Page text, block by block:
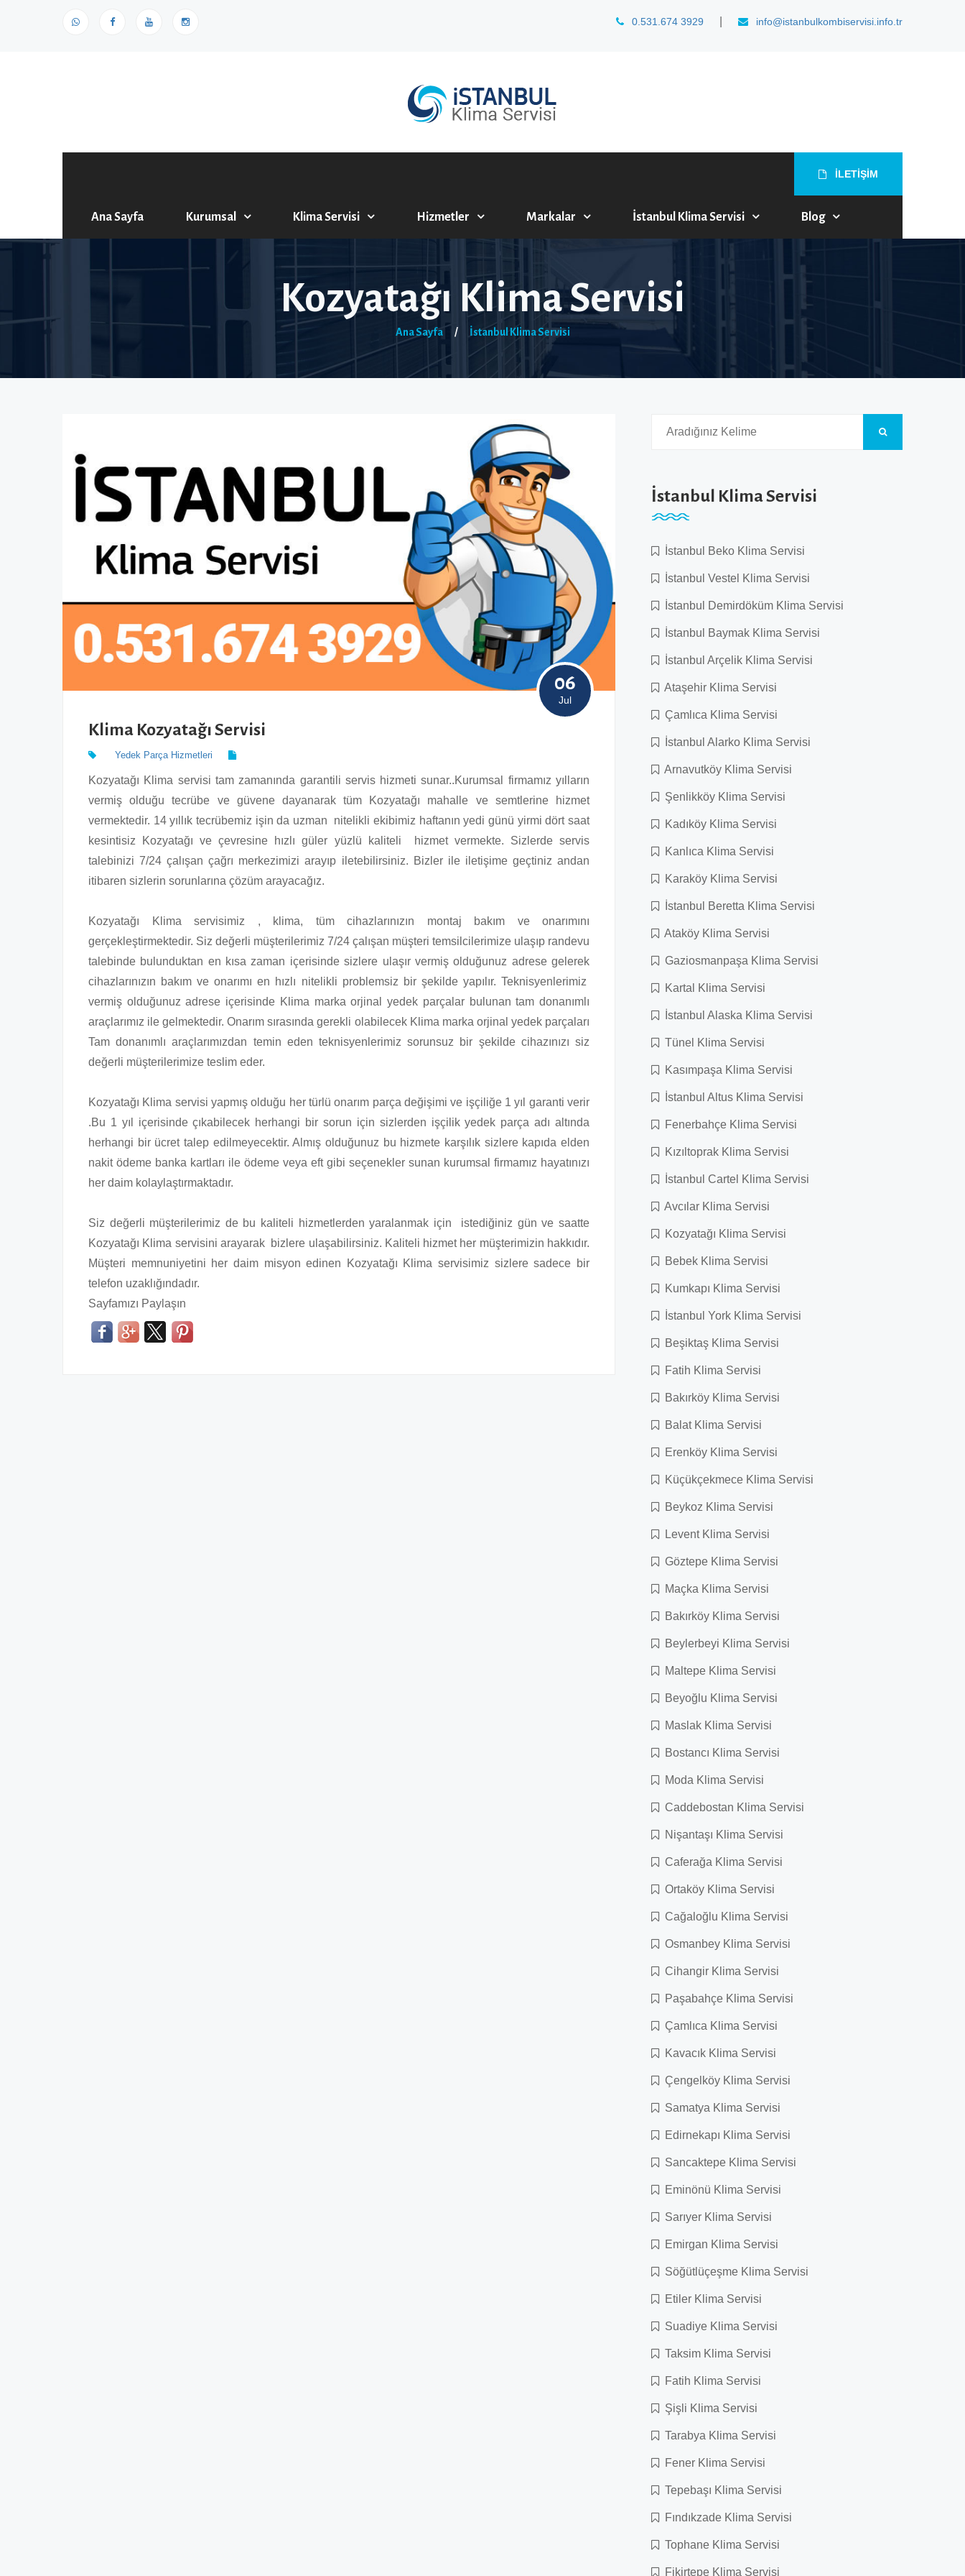
0.531.674 3929 info@istanbulkombiservisi.info.tr
İLETİŞİM
Ana Sayfa Kurumsal Klima Servisi Hizmetler Markalar İstanbul Klima Servisi Blog
Kozyatağı Klima Servisi
Ana Sayfa / İstanbul Klima Servisi
06
Jul
Klima Kozyatağı Servisi
Yedek Parça Hizmetleri
Kozyatağı Klima servisi tam zamanında garantili servis hizmeti sunar..Kurumsal firmamız yılların
vermiş olduğu tecrübe ve güvene dayanarak tüm Kozyatağı mahalle ve semtlerine hizmet
vermektedir. 14 yıllık tecrübemiz işin da uzman nitelikli ekibimiz haftanın yedi günü yirmi dört saat
kesintisiz Kozyatağı ve çevresine hızlı güler yüzlü kaliteli hizmet vermekte. Sizlerde servis
talebinizi 7/24 çalışan çağrı merkezimizi arayıp iletebilirsiniz. Bizler ile iletişime geçtiniz andan
itibaren sizlerin sorunlarına çözüm arayacağız.
Kozyatağı Klima servisimiz , klima, tüm cihazlarınızın montaj bakım ve onarımını
gerçekleştirmektedir. Siz değerli müşterilerimiz 7/24 çalışan müşteri temsilcilerimize ulaşıp randevu
talebinde bulunduktan en kısa zaman içerisinde sizlere ulaşır vermiş olduğunuz adrese gelerek
cihazlarınızın bakım ve onarımı en hızlı nitelikli problemsiz bir şekilde yapılır. Teknisyenlerimiz
vermiş olduğunuz adrese içerisinde Klima marka orjinal yedek parçalar bulunan tam donanımlı
araçlarımız ile gelmektedir. Onarım sırasında gerekli olabilecek Klima marka orjinal yedek parçaları
Tam donanımlı araçlarımızdan temin eden teknisyenlerimiz sorunsuz bir şekilde cihazınızı siz
değerli müşterilerimize teslim eder.
Kozyatağı Klima servisi yapmış olduğu her türlü onarım parça değişimi ve işçiliğe 1 yıl garanti verir
.Bu 1 yıl içerisinde çıkabilecek herhangi bir sorun için sizlerden işçilik yedek parça adı altında
herhangi bir ücret talep edilmeyecektir. Almış olduğunuz bu hizmete karşılık sizlere kapıda elden
nakit ödeme banka kartları ile ödeme veya eft gibi seçenekler sunan kurumsal firmamız hayatınızı
her daim kolaylaştırmaktadır.
Siz değerli müşterilerimiz de bu kaliteli hizmetlerden yaralanmak için istediğiniz gün ve saatte
Kozyatağı Klima servisini arayarak bizlere ulaşabilirsiniz. Kaliteli hizmet her müşterimizin hakkıdır.
Müşteri memnuniyetini her daim misyon edinen Kozyatağı Klima servisimiz sizlere sadece bir
telefon uzaklığındadır.
Sayfamızı Paylaşın
İstanbul Klima Servisi
İstanbul Beko Klima Servisi
İstanbul Vestel Klima Servisi
İstanbul Demirdöküm Klima Servisi
İstanbul Baymak Klima Servisi
İstanbul Arçelik Klima Servisi
Ataşehir Klima Servisi
Çamlıca Klima Servisi
İstanbul Alarko Klima Servisi
Arnavutköy Klima Servisi
Şenlikköy Klima Servisi
Kadıköy Klima Servisi
Kanlıca Klima Servisi
Karaköy Klima Servisi
İstanbul Beretta Klima Servisi
Ataköy Klima Servisi
Gaziosmanpaşa Klima Servisi
Kartal Klima Servisi
İstanbul Alaska Klima Servisi
Tünel Klima Servisi
Kasımpaşa Klima Servisi
İstanbul Altus Klima Servisi
Fenerbahçe Klima Servisi
Kızıltoprak Klima Servisi
İstanbul Cartel Klima Servisi
Avcılar Klima Servisi
Kozyatağı Klima Servisi
Bebek Klima Servisi
Kumkapı Klima Servisi
İstanbul York Klima Servisi
Beşiktaş Klima Servisi
Fatih Klima Servisi
Bakırköy Klima Servisi
Balat Klima Servisi
Erenköy Klima Servisi
Küçükçekmece Klima Servisi
Beykoz Klima Servisi
Levent Klima Servisi
Göztepe Klima Servisi
Maçka Klima Servisi
Bakırköy Klima Servisi
Beylerbeyi Klima Servisi
Maltepe Klima Servisi
Beyoğlu Klima Servisi
Maslak Klima Servisi
Bostancı Klima Servisi
Moda Klima Servisi
Caddebostan Klima Servisi
Nişantaşı Klima Servisi
Caferağa Klima Servisi
Ortaköy Klima Servisi
Cağaloğlu Klima Servisi
Osmanbey Klima Servisi
Cihangir Klima Servisi
Paşabahçe Klima Servisi
Çamlıca Klima Servisi
Kavacık Klima Servisi
Çengelköy Klima Servisi
Samatya Klima Servisi
Edirnekapı Klima Servisi
Sancaktepe Klima Servisi
Eminönü Klima Servisi
Sarıyer Klima Servisi
Emirgan Klima Servisi
Söğütlüçeşme Klima Servisi
Etiler Klima Servisi
Suadiye Klima Servisi
Taksim Klima Servisi
Fatih Klima Servisi
Şişli Klima Servisi
Tarabya Klima Servisi
Fener Klima Servisi
Tepebaşı Klima Servisi
Fındıkzade Klima Servisi
Tophane Klima Servisi
Fikirtepe Klima Servisi